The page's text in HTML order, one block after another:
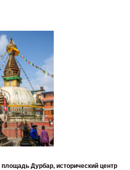
площадь Дурбар, исторический центр